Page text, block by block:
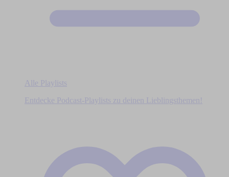
Alle Playlists
Entdecke Podcast-Playlists zu deinen Lieblingsthemen!